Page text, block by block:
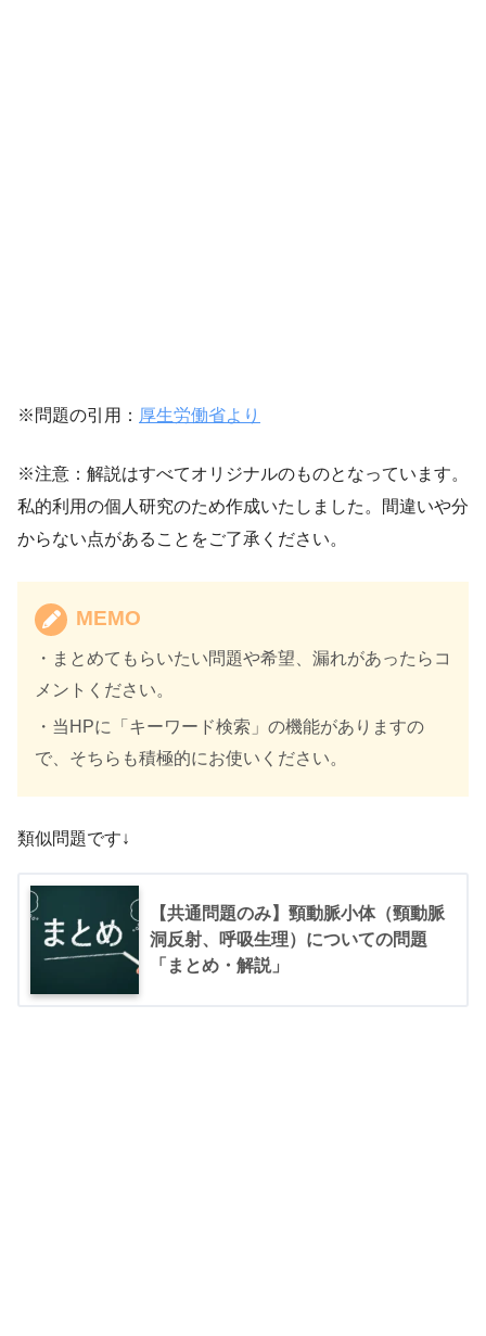
※問題の引用： 厚生労働省より
※注意：解説はすべてオリジナルのものとなっています。
私的利用の個人研究のため作成いたしました。間違いや分
からない点があることをご了承ください。
MEMO
・まとめてもらいたい問題や希望、漏れがあったらコ
メントください。
・当HPに「キーワード検索」の機能がありますの
で、そちらも積極的にお使いください。
類似問題です↓
【共通問題のみ】頸動脈小体（頸動脈
洞反射、呼吸生理）についての問題
「まとめ・解説」